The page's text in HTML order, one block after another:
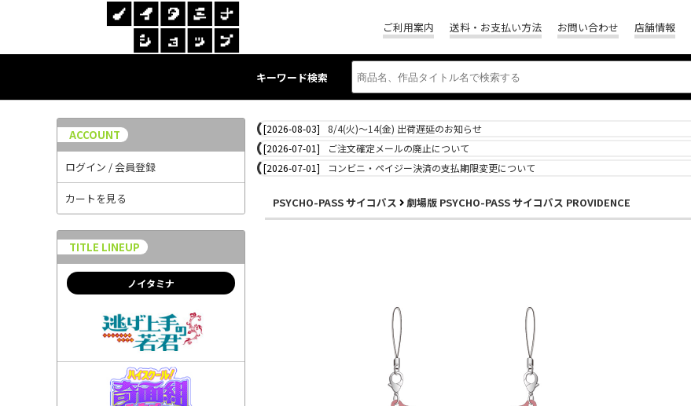
ご利用案内 送料・お支払い方法 お問い合わせ 店舗情報
キーワード検索
ACCOUNT
ログイン / 会員登録
カートを見る
TITLE LINEUP
ノイタミナ
[2026-08-03]
8/4(火)～14(金) 出荷遅延のお知らせ
[2026-07-01]
ご注文確定メールの廃止について
[2026-07-01]
コンビニ・ペイジー決済の支払期限変更について
PSYCHO-PASS サイコパス 劇場版 PSYCHO-PASS サイコパス PROVIDENCE